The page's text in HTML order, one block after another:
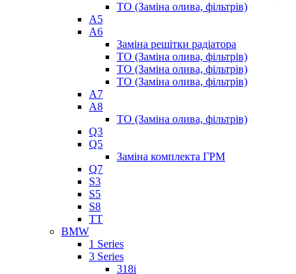
ТО (Заміна олива, фільтрів)
A5
A6
Заміна решітки радіатора
ТО (Заміна олива, фільтрів)
ТО (Заміна олива, фільтрів)
ТО (Заміна олива, фільтрів)
A7
A8
ТО (Заміна олива, фільтрів)
Q3
Q5
Заміна комплекта ГРМ
Q7
S3
S5
S8
TT
BMW
1 Series
3 Series
318i